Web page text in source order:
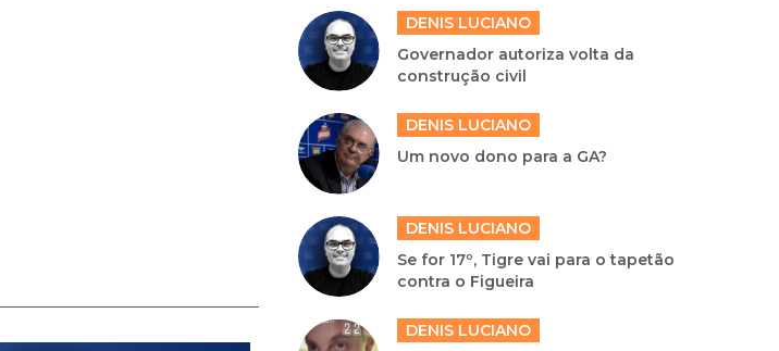
DENIS LUCIANO
Governador autoriza volta da
construção civil
DENIS LUCIANO
Um novo dono para a GA?
DENIS LUCIANO
Se for 17º, Tigre vai para o tapetão
contra o Figueira
DENIS LUCIANO